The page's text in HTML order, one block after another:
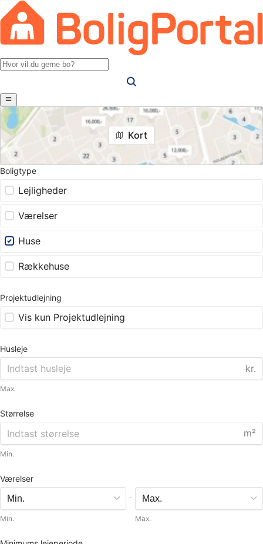
Kort
Boligtype
Lejligheder
Værelser
Huse
Rækkehuse
Projektudlejning
Vis kun Projektudlejning
Husleje
kr.
Max.
Størrelse
m²
Min.
Værelser
Min.
-
Max.